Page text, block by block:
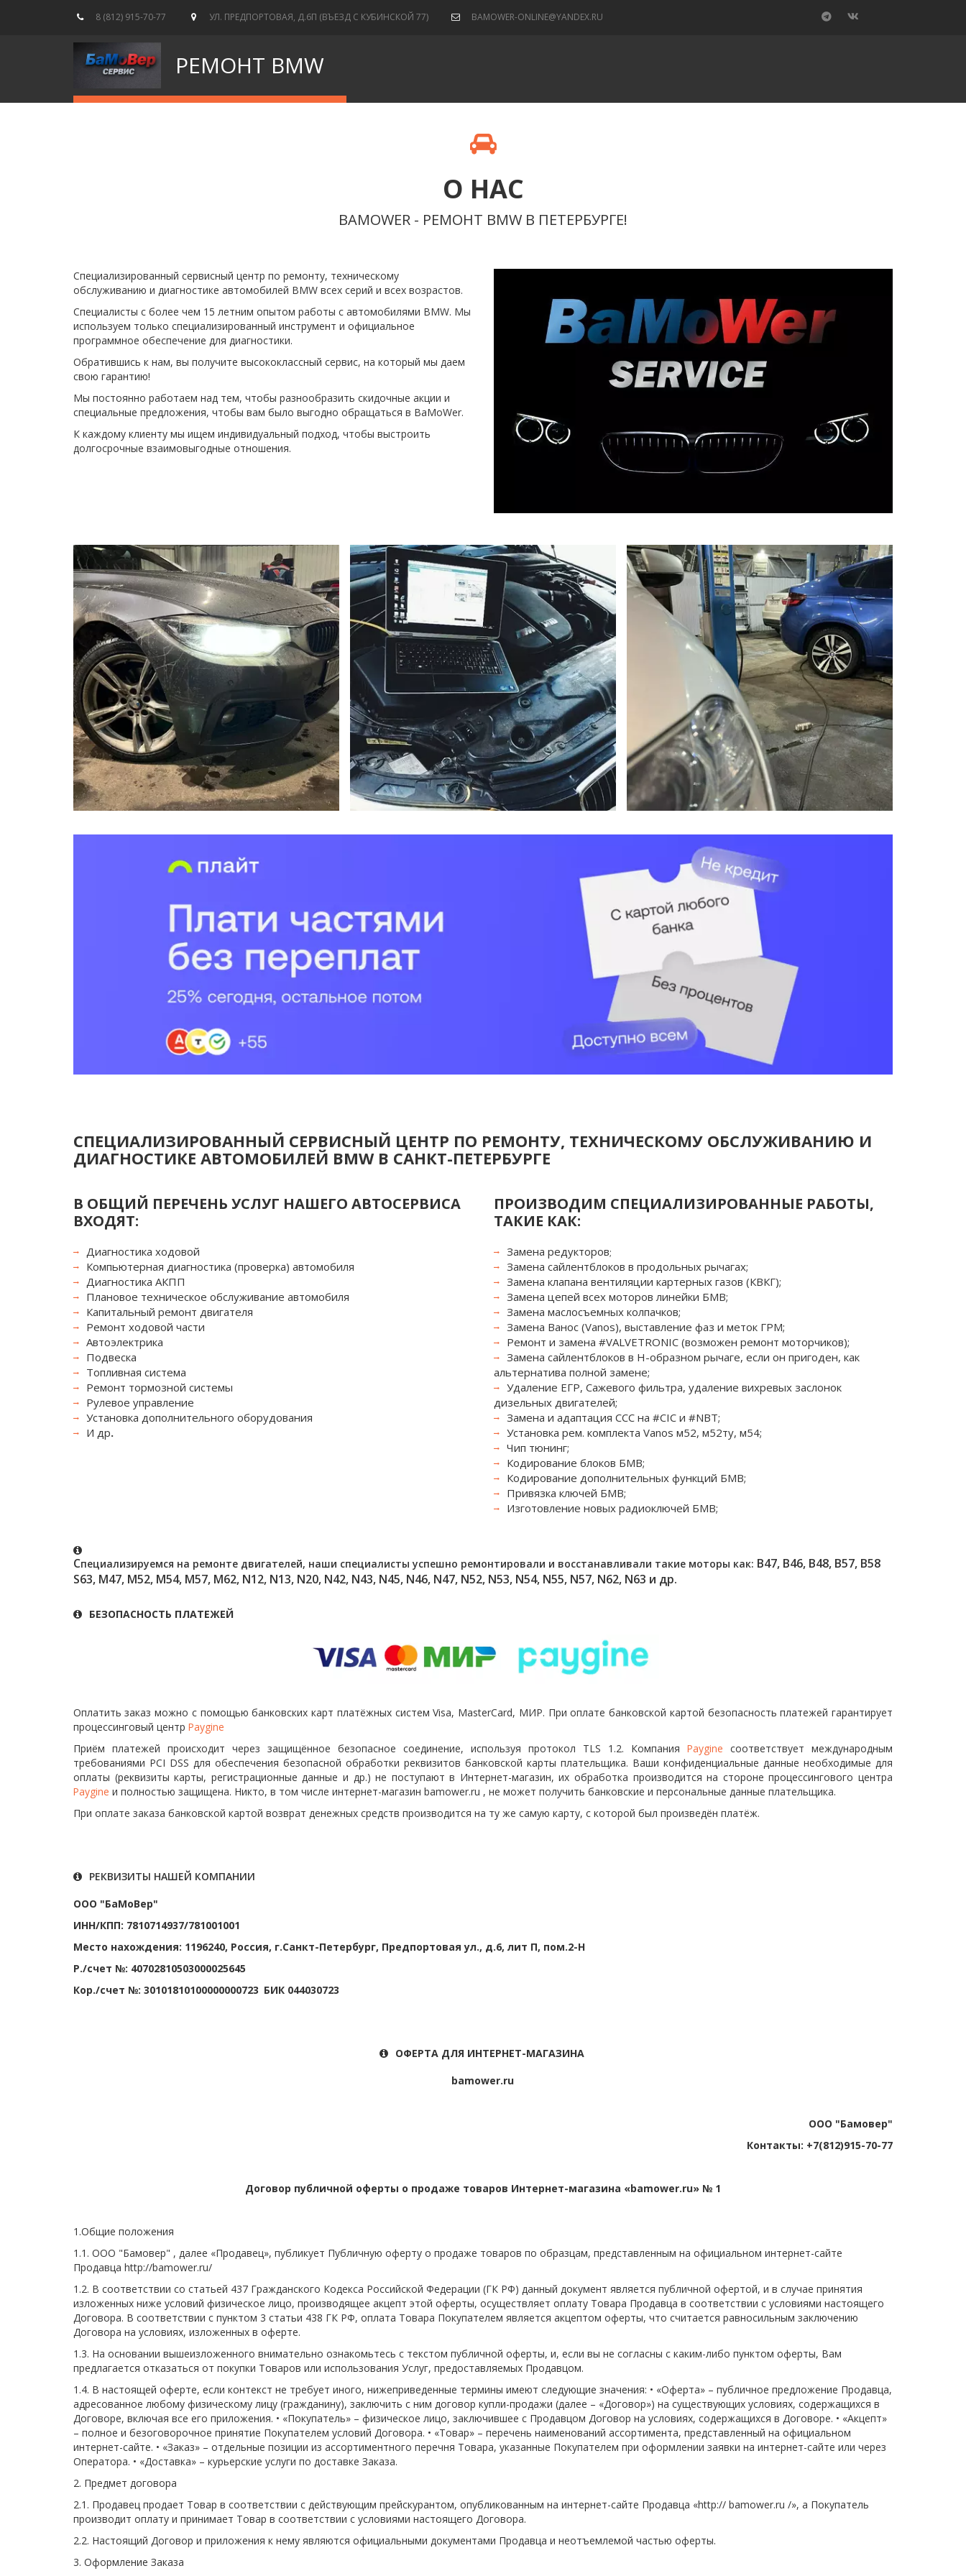
8 (812) 915-70-77 УЛ. ПРЕДПОРТОВАЯ, Д.6П (ВЪЕЗД С КУБИНСКОЙ 77) BAMOWER-ONLINE@YANDEX.RU
РЕМОНТ BMW
О НАС
BAMOWER - РЕМОНТ BMW В ПЕТЕРБУРГЕ!
Специализированный сервисный центр по ремонту, техническому
обслуживанию и диагностике автомобилей BMW всех серий и всех возрастов.
Cпециалисты с более чем 15 летним опытом работы с автомобилями BMW. Мы
используем только специализированный инструмент и официальное
программное обеспечение для диагностики.
Обратившись к нам, вы получите высококлассный сервис, на который мы даем
свою гарантию!
Мы постоянно работаем над тем, чтобы разнообразить скидочные акции и
специальные предложения, чтобы вам было выгодно обращаться в BaMoWer.
К каждому клиенту мы ищем индивидуальный подход, чтобы выстроить
долгосрочные взаимовыгодные отношения.
СПЕЦИАЛИЗИРОВАННЫЙ СЕРВИСНЫЙ ЦЕНТР ПО РЕМОНТУ, ТЕХНИЧЕСКОМУ ОБСЛУЖИВАНИЮ И
ДИАГНОСТИКЕ АВТОМОБИЛЕЙ BMW В САНКТ-ПЕТЕРБУРГЕ
В ОБЩИЙ ПЕРЕЧЕНЬ УСЛУГ НАШЕГО АВТОСЕРВИСА
ВХОДЯТ:
Диагностика ходовой
Компьютерная диагностика (проверка) автомобиля
Диагностика АКПП
Плановое техническое обслуживание автомобиля
Капитальный ремонт двигателя
Ремонт ходовой части
Автоэлектрика
Подвеска
Топливная система
Ремонт тормозной системы
Рулевое управление
Установка дополнительного оборудования
И др.
ПРОИЗВОДИМ СПЕЦИАЛИЗИРОВАННЫЕ РАБОТЫ,
ТАКИЕ КАК:
Замена редукторов;
Замена сайлентблоков в продольных рычагах;
Замена клапана вентиляции картерных газов (КВКГ);
Замена цепей всех моторов линейки БМВ;
Замена маслосъемных колпачков;
Замена Ванос (Vanos), выставление фаз и меток ГРМ;
Ремонт и замена #VALVETRONIC (возможен ремонт моторчиков);
Замена сайлентблоков в Н-образном рычаге, если он пригоден, как
альтернатива полной замене;
Удаление ЕГР, Сажевого фильтра, удаление вихревых заслонок
дизельных двигателей;
Замена и адаптация ССС на #CIC и #NBT;
Установка рем. комплекта Vanos м52, м52ту, м54;
Чип тюнинг;
Кодирование блоков БМВ;
Кодирование дополнительных функций БМВ;
Привязка ключей БМВ;
Изготовление новых радиоключей БМВ;
Специализируемся на ремонте двигателей, наши специалисты успешно ремонтировали и восстанавливали такие моторы как: B47, B46, B48, B57, B58
S63, M47, M52, M54, M57, M62, N12, N13, N20, N42, N43, N45, N46, N47, N52, N53, N54, N55, N57, N62, N63 и др.
БЕЗОПАСНОСТЬ ПЛАТЕЖЕЙ
Оплатить заказ можно с помощью банковских карт платёжных систем Visa, MasterCard, МИР. При оплате банковской картой безопасность платежей гарантирует
процессинговый центр Paygine
Приём платежей происходит через защищённое безопасное соединение, используя протокол TLS 1.2. КомпанияPaygine соответствует международным
требованиями PCI DSS для обеспечения безопасной обработки реквизитов банковской карты плательщика. Ваши конфиденциальные данные необходимые для
оплаты (реквизиты карты, регистрационные данные и др.) не поступают в Интернет-магазин, их обработка производится на стороне процессингового центра
Paygine и полностью защищена. Никто, в том числе интернет-магазин bamower.ru , не может получить банковские и персональные данные плательщика.
При оплате заказа банковской картой возврат денежных средств производится на ту же самую карту, с которой был произведён платёж.
РЕКВИЗИТЫ НАШЕЙ КОМПАНИИ
ООО "БаМоВер"
ИНН/КПП: 7810714937/781001001
Место нахождения: 1196240, Россия, г.Санкт-Петербург, Предпортовая ул., д.6, лит П, пом.2-Н
Р./счет №: 40702810503000025645
Кор./счет №: 30101810100000000723 БИК 044030723
ОФЕРТА ДЛЯ ИНТЕРНЕТ-МАГАЗИНА
bamower.ru
ООО "Бамовер"
Контакты: +7(812)915-70-77
Договор публичной оферты о продаже товаров Интернет-магазина «bamower.ru» № 1
1.Общие положения
1.1. ООО "Бамовер" , далее «Продавец», публикует Публичную оферту о продаже товаров по образцам, представленным на официальном интернет-сайте
Продавца http://bamower.ru/
1.2. В соответствии со статьей 437 Гражданского Кодекса Российской Федерации (ГК РФ) данный документ является публичной офертой, и в случае принятия
изложенных ниже условий физическое лицо, производящее акцепт этой оферты, осуществляет оплату Товара Продавца в соответствии с условиями настоящего
Договора. В соответствии с пунктом 3 статьи 438 ГК РФ, оплата Товара Покупателем является акцептом оферты, что считается равносильным заключению
Договора на условиях, изложенных в оферте.
1.3. На основании вышеизложенного внимательно ознакомьтесь с текстом публичной оферты, и, если вы не согласны с каким-либо пунктом оферты, Вам
предлагается отказаться от покупки Товаров или использования Услуг, предоставляемых Продавцом.
1.4. В настоящей оферте, если контекст не требует иного, нижеприведенные термины имеют следующие значения: • «Оферта» – публичное предложение Продавца,
адресованное любому физическому лицу (гражданину), заключить с ним договор купли-продажи (далее – «Договор») на существующих условиях, содержащихся в
Договоре, включая все его приложения. • «Покупатель» – физическое лицо, заключившее с Продавцом Договор на условиях, содержащихся в Договоре. • «Акцепт»
– полное и безоговорочное принятие Покупателем условий Договора. • «Товар» – перечень наименований ассортимента, представленный на официальном
интернет-сайте. • «Заказ» – отдельные позиции из ассортиментного перечня Товара, указанные Покупателем при оформлении заявки на интернет-сайте или через
Оператора. • «Доставка» – курьерские услуги по доставке Заказа.
2. Предмет договора
2.1. Продавец продает Товар в соответствии с действующим прейскурантом, опубликованным на интернет-сайте Продавца «http:// bamower.ru /», а Покупатель
производит оплату и принимает Товар в соответствии с условиями настоящего Договора.
2.2. Настоящий Договор и приложения к нему являются официальными документами Продавца и неотъемлемой частью оферты.
3. Оформление Заказа